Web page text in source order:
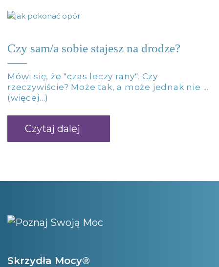
Czy sam/a sobie stajesz na drodze?
Mówi się, że "czas leczy rany". Czy
rzeczywiście? Może tak, a może jednak nie ...
(więcej…)
Czytaj dalej
Skrzydła Mocy®